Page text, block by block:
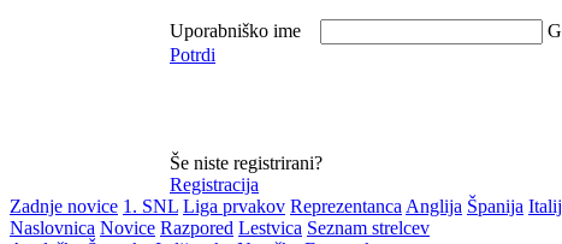
Uporabniško ime
Potrdi
Še niste registrirani?
Registracija
Zadnje novice 1. SNL Liga prvakov Reprezentanca Anglija Španija
Naslovnica Novice Razpored Lestvica Seznam strelcev